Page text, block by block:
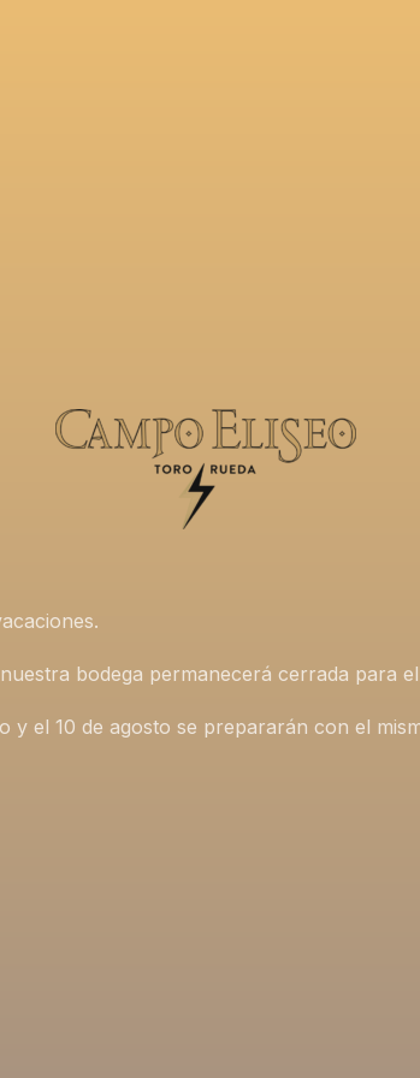
bodega permanecerá cerrada para
y el 10 de agosto se prepararán con el